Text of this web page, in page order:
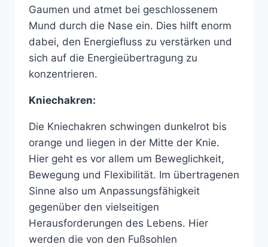
Gaumen und atmet bei geschlossenem
Mund durch die Nase ein. Dies hilft enorm
dabei, den Energiefluss zu verstärken und
sich auf die Energieübertragung zu
konzentrieren.
Kniechakren:
Die Kniechakren schwingen dunkelrot bis
orange und liegen in der Mitte der Knie.
Hier geht es vor allem um Beweglichkeit,
Bewegung und Flexibilität. Im übertragenen
Sinne also um Anpassungsfähigkeit
gegenüber den vielseitigen
Herausforderungen des Lebens. Hier
werden die von den Fußsohlen